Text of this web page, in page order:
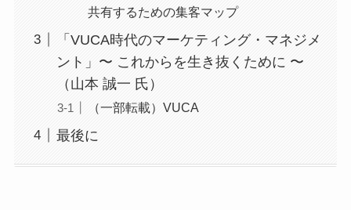
共有するための集客マップ
「VUCA時代のマーケティング・マネジメ
ント」〜 これからを生き抜くために 〜
（山本 誠一 氏）
（一部転載）VUCA
最後に